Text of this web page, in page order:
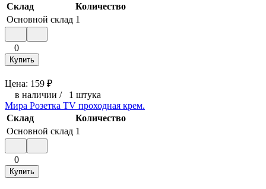
Склад
Количество
Основной склад 1
0
Купить
Цена: 159 ₽
в наличии / 1 штука
Мира Розетка TV проходная крем.
Склад
Количество
Основной склад 1
0
Купить